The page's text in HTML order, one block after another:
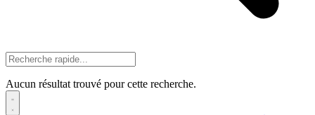
Aucun résultat trouvé pour cette recherche.